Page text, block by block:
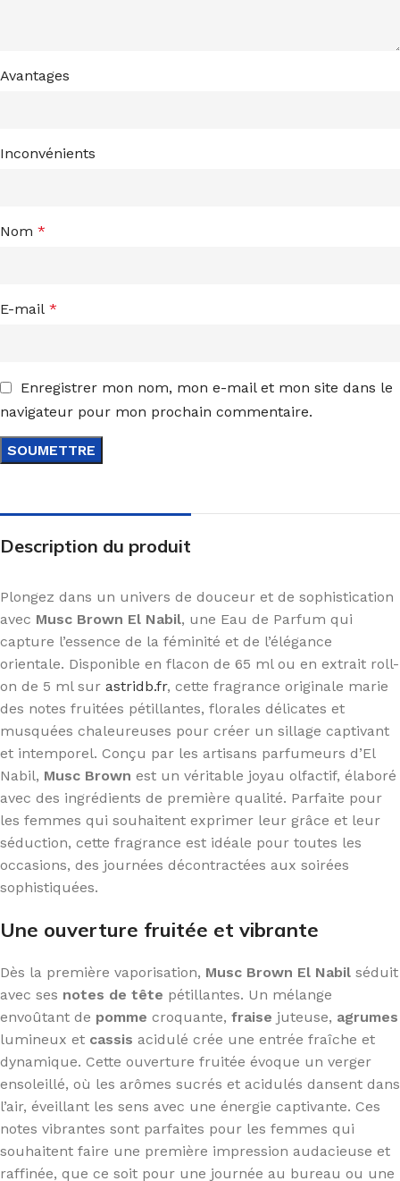
Avantages
Inconvénients
Nom *
E-mail *
Enregistrer mon nom, mon e-mail et mon site dans le
navigateur pour mon prochain commentaire.
Description du produit
Plongez dans un univers de douceur et de sophistication
avec Musc Brown El Nabil, une Eau de Parfum qui
capture l’essence de la féminité et de l’élégance
orientale. Disponible en flacon de 65 ml ou en extrait roll-
on de 5 ml sur astridb.fr, cette fragrance originale marie
des notes fruitées pétillantes, florales délicates et
musquées chaleureuses pour créer un sillage captivant
et intemporel. Conçu par les artisans parfumeurs d’El
Nabil, Musc Brown est un véritable joyau olfactif, élaboré
avec des ingrédients de première qualité. Parfaite pour
les femmes qui souhaitent exprimer leur grâce et leur
séduction, cette fragrance est idéale pour toutes les
occasions, des journées décontractées aux soirées
sophistiquées.
Une ouverture fruitée et vibrante
Dès la première vaporisation, Musc Brown El Nabil séduit
avec ses notes de tête pétillantes. Un mélange
envoûtant de pomme croquante, fraise juteuse, agrumes
lumineux et cassis acidulé crée une entrée fraîche et
dynamique. Cette ouverture fruitée évoque un verger
ensoleillé, où les arômes sucrés et acidulés dansent dans
l’air, éveillant les sens avec une énergie captivante. Ces
notes vibrantes sont parfaites pour les femmes qui
souhaitent faire une première impression audacieuse et
raffinée, que ce soit pour une journée au bureau ou une